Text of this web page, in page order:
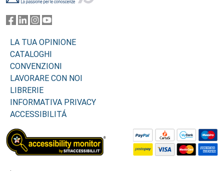
LA TUA OPINIONE
CATALOGHI
CONVENZIONI
LAVORARE CON NOI
LIBRERIE
INFORMATIVA PRIVACY
ACCESSIBILITÁ